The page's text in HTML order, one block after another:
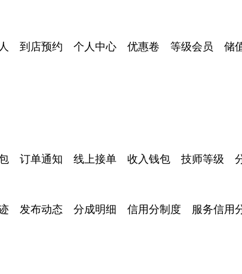
到店预约 个人中心 优惠卷 等级会员 储
订单通知 线上接单 收入钱包 技师等级
发布动态 分成明细 信用分制度 服务信用